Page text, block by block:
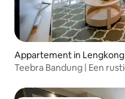
Appartement in Lengkong
Teebra Bandung | Een